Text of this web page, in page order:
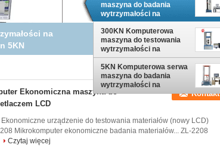
na
maszyna do badania
wytrzymałości na
rozciąganie, maszyna do
testowania tkanin 5KN
300KN Komputerowa
maszyna do testowania
wytrzymałości na
rozciąganie serwosilnika
5KN Komputerowa serwa
maszyna do badania
wytrzymałości na
rozciąganie tworzyw
Ekonomiczna maszyna do
LCD
Kontakt
urządzenie do testowania materiałów (nowy LCD)
Mikrokomputer ekonomiczne badania materiałów... ZL-2208
Czytaj więcej